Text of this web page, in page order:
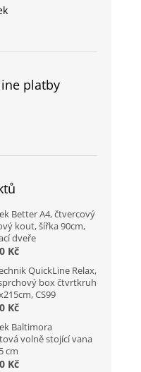
platby
Better A4, čtvercový
kout, šířka 90cm,
dveře
Kč
QuickLine Relax,
box čtvrtkruh
CS99
Kč
Baltimora
volně stojící vana
cm
Kč